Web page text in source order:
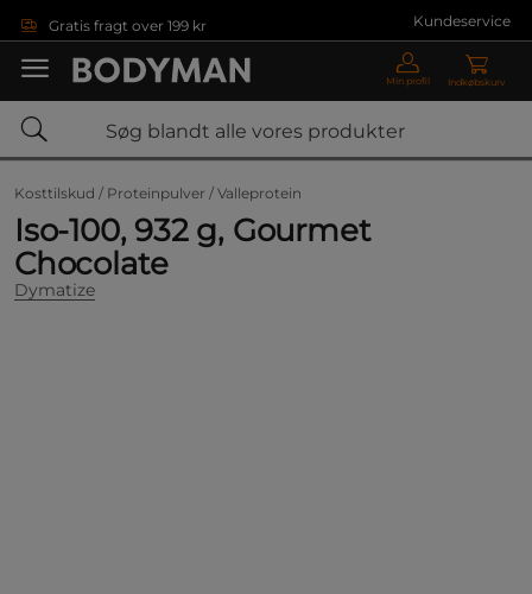
Gratis fragt over 199 kr Kundeservice
Min profil Indkøbskurv
Kosttilskud / Proteinpulver / Valleprotein
Iso-100, 932 g, Gourmet
Chocolate
Dymatize